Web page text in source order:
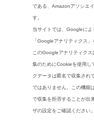
である、Amazonアソシエ
す。
当サイトでは、Googleに
「Googleアナリティクス」
このGoogleアナリティク
集のためにCookieを使用し
クデータは匿名で収集され
ではありません。この機能
で収集を拒否することが出
ザの設定をご確認ください。